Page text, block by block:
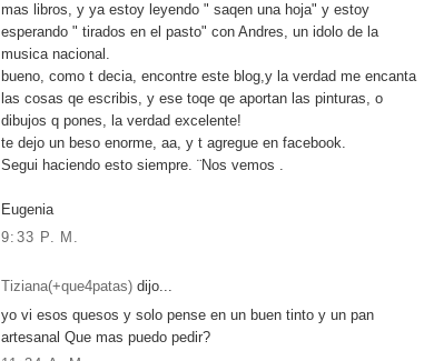
mas libros, y ya estoy leyendo " saqen una hoja" y estoy
esperando " tirados en el pasto" con Andres, un idolo de la
musica nacional.
bueno, como t decia, encontre este blog,y la verdad me encanta
las cosas qe escribis, y ese toqe qe aportan las pinturas, o
dibujos q pones, la verdad excelente!
te dejo un beso enorme, aa, y t agregue en facebook.
Segui haciendo esto siempre. ¨Nos vemos .
Eugenia
9:33 P. M.
Tiziana(+que4patas) dijo...
yo vi esos quesos y solo pense en un buen tinto y un pan
artesanal Que mas puedo pedir?